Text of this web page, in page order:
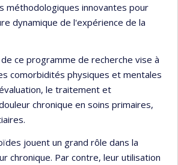
méthodologiques innovantes pour
dynamique de l'expérience de la
ce programme de recherche vise à
comorbidités physiques et mentales
le traitement et
chronique en soins primaires,
jouent un grand rôle dans la
chronique. Par contre, leur utilisation